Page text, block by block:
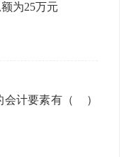
为25万元
会计要素有（ ）